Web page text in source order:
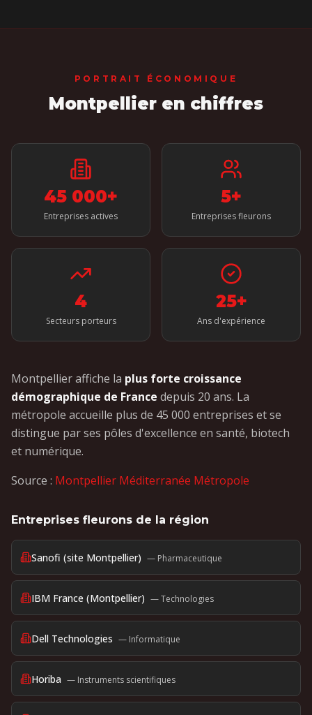
PORTRAIT ÉCONOMIQUE
Montpellier en chiffres
45 000+
Entreprises actives
5+
Entreprises fleurons
4
Secteurs porteurs
25+
Ans d'expérience
Montpellier affiche la plus forte croissance
démographique de France depuis 20 ans. La
métropole accueille plus de 45 000 entreprises et se
distingue par ses pôles d'excellence en santé, biotech
et numérique.
Source : Montpellier Méditerranée Métropole
Entreprises fleurons de la région
Sanofi (site Montpellier) — Pharmaceutique
IBM France (Montpellier) —Technologies
Dell Technologies — Informatique
Horiba — Instruments scientifiques